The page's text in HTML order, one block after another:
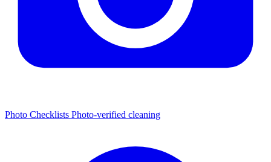
Photo Checklists Photo-verified cleaning